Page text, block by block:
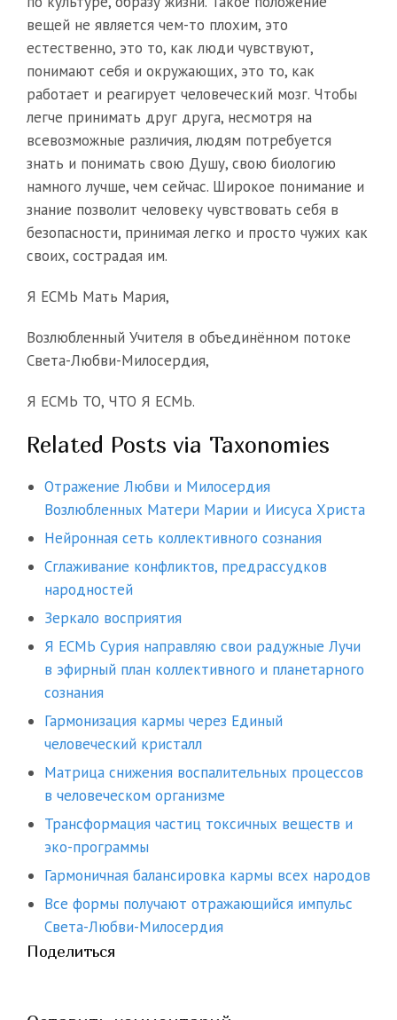
вещей не является чем-то плохим, это
естественно, это то, как люди чувствуют,
понимают себя и окружающих, это то, как
работает и реагирует человеческий мозг. Чтобы
легче принимать друг друга, несмотря на
всевозможные различия, людям потребуется
знать и понимать свою Душу, свою биологию
намного лучше, чем сейчас. Широкое понимание и
знание позволит человеку чувствовать себя в
безопасности, принимая легко и просто чужих как
своих, сострадая им.
Я ЕСМЬ Мать Мария,
Возлюбленный Учителя в объединённом потоке
Света-Любви-Милосердия,
Я ЕСМЬ ТО, ЧТО Я ЕСМЬ.
Related Posts via Taxonomies
Отражение Любви и Милосердия
Возлюбленных Матери Марии и Иисуса Христа
Нейронная сеть коллективного сознания
Сглаживание конфликтов, предрассудков
народностей
Зеркало восприятия
Я ЕСМЬ Сурия направляю свои радужные Лучи
в эфирный план коллективного и планетарного
сознания
Гармонизация кармы через Единый
человеческий кристалл
Матрица снижения воспалительных процессов
в человеческом организме
Трансформация частиц токсичных веществ и
эко-программы
Гармоничная балансировка кармы всех народов
Все формы получают отражающийся импульс
Света-Любви-Милосердия
Поделиться